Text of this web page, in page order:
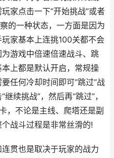
家点击一下“开始挑战”或者
的一种状态，一方面是因为
家基本上连挑100关都不会
游戏中倍速倍速战斗、跳
上都是默认开启，常规操
任何冷却时间即可“跳过”战
续挑战”，然后再“跳过”，
，不论是主线、爬塔还是副
战斗过程是非常丝滑的!
贯也是取决于玩家的战力